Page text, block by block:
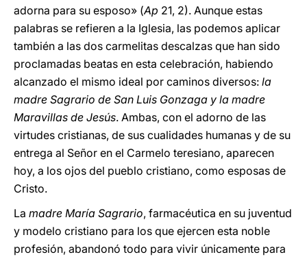
adorna para su esposo» (Ap 21, 2). Aunque estas
palabras se refieren a la Iglesia, las podemos aplicar
también a las dos carmelitas descalzas que han sido
proclamadas beatas en esta celebración, habiendo
alcanzado el mismo ideal por caminos diversos: la
madre Sagrario de San Luis Gonzaga y la madre
Maravillas de Jesús. Ambas, con el adorno de las
virtudes cristianas, de sus cualidades humanas y de su
entrega al Señor en el Carmelo teresiano, aparecen
hoy, a los ojos del pueblo cristiano, como esposas de
Cristo.
La madre María Sagrario, farmacéutica en su juventud
y modelo cristiano para los que ejercen esta noble
profesión, abandonó todo para vivir únicamente para